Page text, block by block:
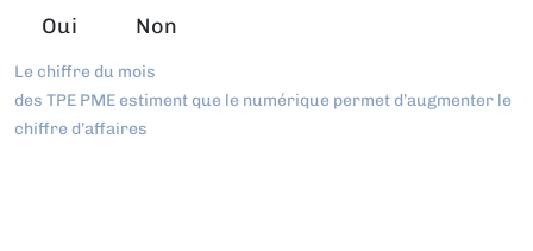
Oui Non
Le chiffre du mois
des TPE PME estiment que le numérique permet d’augmenter le
chiffre d’affaires